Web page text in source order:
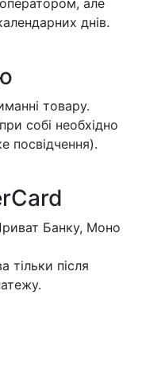
днів.
товару.
собі необхідно
посвідчення).
Банку, Моно
після